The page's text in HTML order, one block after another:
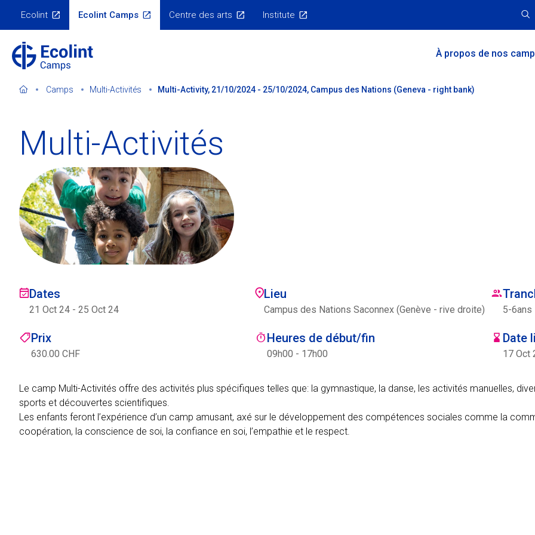
content
Menu
Ecolint Ecolint Camps Centre des arts Institute
MainÀ propos de nos
Camps Multi-Activités Multi-Activity, 21/10/2024 - 25/10/2024, Campus des Nations (Geneva - right bank)
Multi-Activités
Dates
21 Oct 24 - 25 Oct 24
Lieu
Campus des Nations Saconnex (Genève - rive droite) 5-6ans
Prix
630.00 CHF
Heures de début/fin
09h00 - 17h00
Date
17 Oct
Le camp Multi-Activités offre des activités plus spécifiques telles que: la gymnastique, la danse, les activités manuelles,
sports et découvertes scientifiques.
Les enfants feront l’expérience d’un camp amusant, axé sur le développement des compétences sociales comme la
coopération, la conscience de soi, la confiance en soi, l’empathie et le respect.